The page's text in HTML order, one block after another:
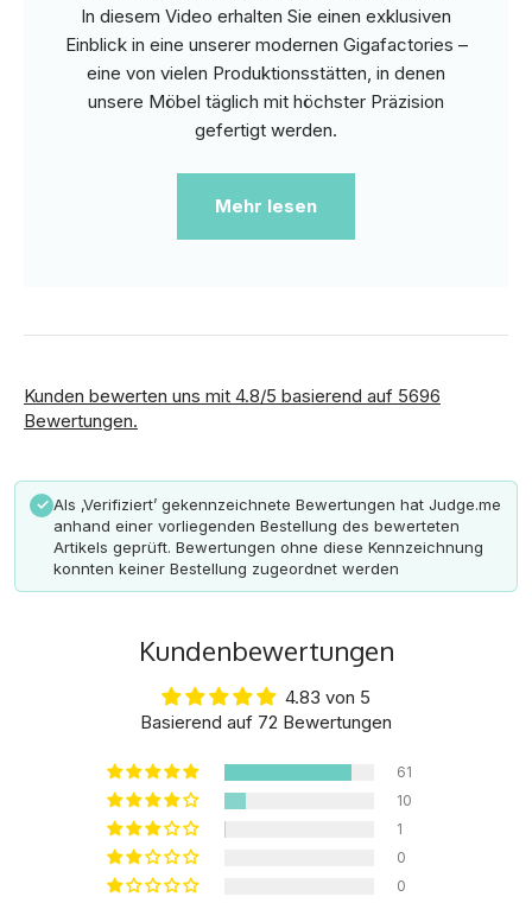
In diesem Video erhalten Sie einen exklusiven
Einblick in eine unserer modernen Gigafactories –
eine von vielen Produktionsstätten, in denen
unsere Möbel täglich mit höchster Präzision
gefertigt werden.
Mehr lesen
Kunden bewerten uns mit 4.8/5 basierend auf 5696
Bewertungen.
✓ Als ‚Verifiziert’ gekennzeichnete Bewertungen hat Judge.me
anhand einer vorliegenden Bestellung des bewerteten
Artikels geprüft. Bewertungen ohne diese Kennzeichnung
konnten keiner Bestellung zugeordnet werden
Kundenbewertungen
4.83 von 5
Basierend auf 72 Bewertungen
61
10
1
0
0